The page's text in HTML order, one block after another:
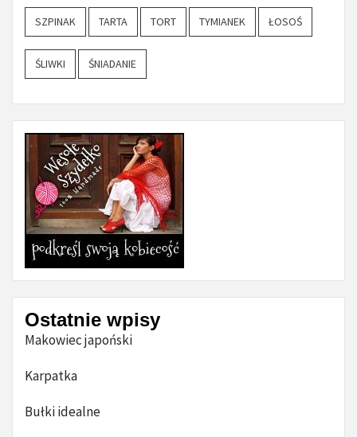
SZPINAK TARTA TORT TYMIANEK ŁOSOŚ
ŚLIWKI ŚNIADANIE
Ostatnie wpisy
Makowiec japoński
Karpatka
Bułki idealne